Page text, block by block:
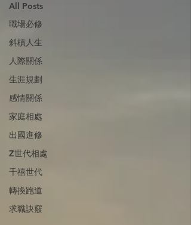
All Posts
職場必修
斜槓人生
人際關係
生涯規劃
感情關係
家庭相處
出國進修
Z世代相處
千禧世代
轉換跑道
求職訣竅